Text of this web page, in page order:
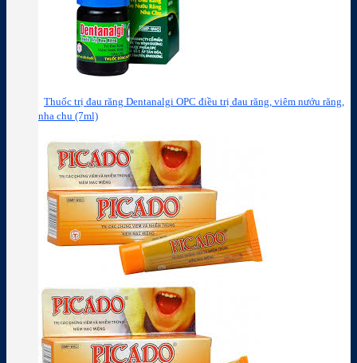
Thuốc trị đau răng Dentanalgi OPC điều trị đau răng, viêm nướu răng,
nha chu (7ml)